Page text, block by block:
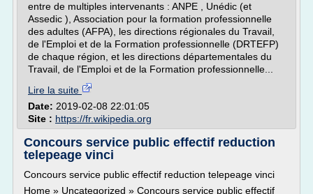
entre de multiples intervenants : ANPE , Unédic (et
Assedic ), Association pour la formation professionnelle
des adultes (AFPA), les directions régionales du Travail,
de l'Emploi et de la Formation professionnelle (DRTEFP)
de chaque région, et les directions départementales du
Travail, de l'Emploi et de la Formation professionnelle...
Lire la suite
Date: 2019-02-08 22:01:05
Site : https://fr.wikipedia.org
Concours service public effectif reduction
telepeage vinci
Concours service public effectif reduction telepeage vinci
Home » Uncategorized » Concours service public effectif